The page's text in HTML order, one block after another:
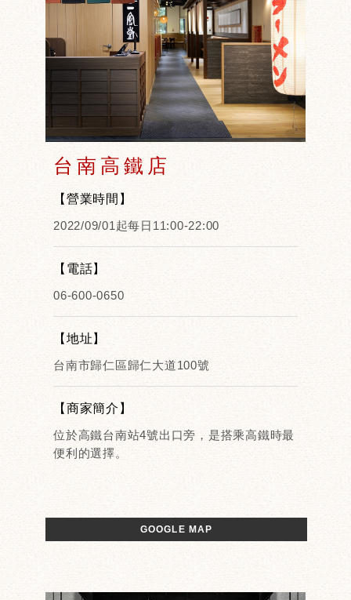
台南高鐵店
【營業時間】
2022/09/01起每日11:00-22:00
【電話】
06-600-0650
【地址】
台南市歸仁區歸仁大道100號
【商家簡介】
位於高鐵台南站4號出口旁，是搭乘高鐵時最
便利的選擇。
GOOGLE MAP